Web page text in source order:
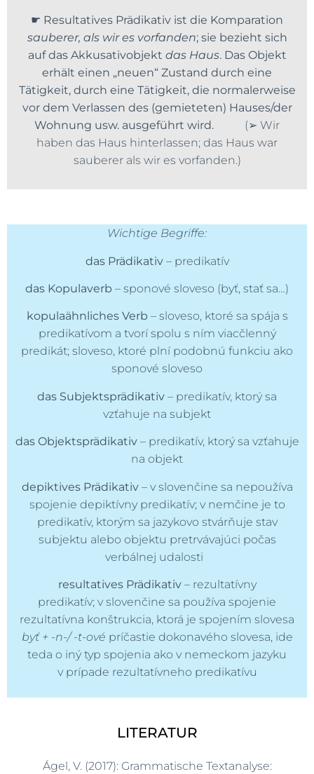
☛ Resultatives Prädikativ ist die Komparation
sauberer, als wir es vorfanden; sie bezieht sich
auf das Akkusativobjekt das Haus. Das Objekt
erhält einen „neuen“ Zustand durch eine
Tätigkeit, durch eine Tätigkeit, die normalerweise
vor dem Verlassen des (gemieteten) Hauses/der
Wohnung usw. ausgeführt wird. (➢ Wir
haben das Haus hinterlassen; das Haus war
sauberer als wir es vorfanden.)
Wichtige Begriffe:
das Prädikativ– predikatív
das Kopulaverb – sponové sloveso (byť, stať sa…)
kopulaähnliches Verb – sloveso, ktoré sa spája s
predikatívom a tvorí spolu s ním viacčlenný
predikát; sloveso, ktoré plní podobnú funkciu ako
sponové sloveso
das Subjektsprädikativ – predikatív, ktorý sa
vzťahuje na subjekt
das Objektsprädikativ – predikatív, ktorý sa vzťahuje
na objekt
depiktives Prädikativ– v slovenčine sa nepoužíva
spojenie depiktívny predikatív; v nemčine je to
predikatív, ktorým sa jazykovo stvárňuje stav
subjektu alebo objektu pretrvávajúci počas
verbálnej udalosti
resultatives Prädikativ – rezultatívny
predikatív; v slovenčine sa používa spojenie
rezultatívna konštrukcia, ktorá je spojením slovesa
byť + -n-/ -t-ové príčastie dokonavého slovesa, ide
teda o iný typ spojenia ako v nemeckom jazyku
v prípade rezultatívneho predikatívu
LITERATUR
Ágel, V. (2017): Grammatische Textanalyse: